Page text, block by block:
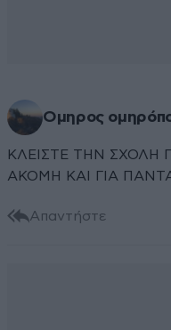
Ομηρος
ΚΛΕΙΣΤΕ ΤΗΝ ΣΧΟΛΗ
ΑΚΟΜΗ ΚΑΙ ΓΙΑ
Απαντήστε